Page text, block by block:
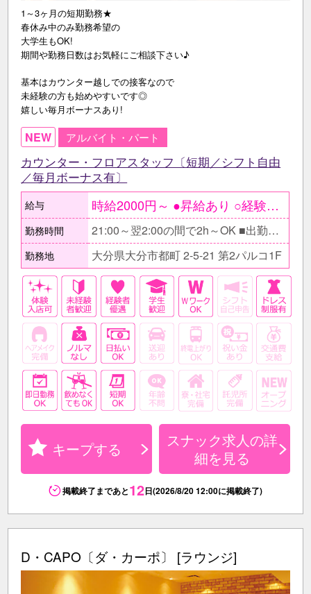
1～3ヶ月の短期勤務★
春休み中のみ勤務希望の
大学生もOK!
期間や勤務日数はお気軽にご相談下さい♪
基本はカウンター越しでの接客なので
未経験の方も始めやすいです◎
嬉しい毎月ボーナスあり!
NEW アルバイト・パート
カウンター・フロアスタッフ〔短期／シフト自由
／毎月ボーナス有〕
給与 時給2000円～ ●昇給あり ○経験者の方は能力により 時給2000円以上も可 ＜月収例＞ 長期休みの間に働く学生 時給2000円×1日3h×週3日〔月12日〕 ＝月収7万2000円 1ヶ月集中して働くフリーター 時給2000円×1日4h×週4日〔月16日〕 ＝月収12万8000円
勤務時間 21:00～翌2:00の間で2h～OK ■出勤時間・帰りの時間は 自由に決めてOK □早上がりや、遅出なども相談OK。 その日の都合によって出勤時間・退勤時間はご相談下さい◎ ■急なお休みや出勤日の変更などにも柔軟に対応します！
勤務地 大分県大分市都町 2-5-21 第2パルコ1F
キープする
スナック求人の詳
細を見る
掲載終了まであと12日(2026/8/20 12:00に掲載終了)
D・CAPO〔ダ・カーポ〕 [ラウンジ]